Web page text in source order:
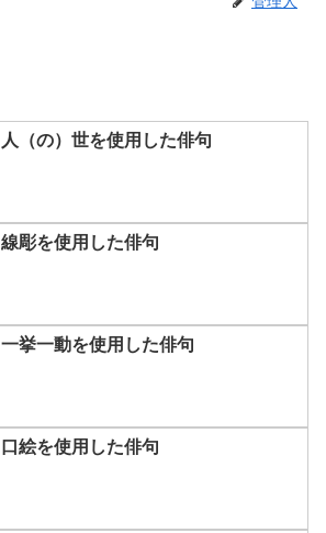
人（の）世を使用した俳句
線彫を使用した俳句
一挙一動を使用した俳句
口絵を使用した俳句